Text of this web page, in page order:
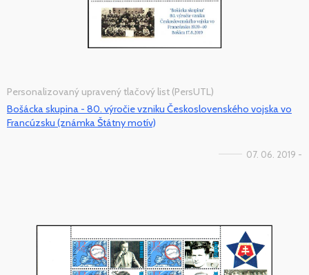
Personalizovaný upravený tlačový list (PersUTL)
Bošácka skupina - 80. výročie vzniku Československého vojska vo
Francúzsku (známka Štátny motív)
07. 06. 2019 -